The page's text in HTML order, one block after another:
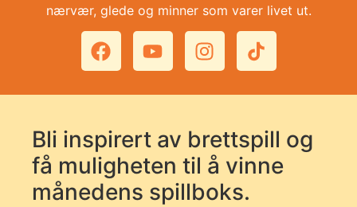
nærvær, glede og minner som varer livet ut.
Bli inspirert av brettspill og
få muligheten til å vinne
månedens spillboks.